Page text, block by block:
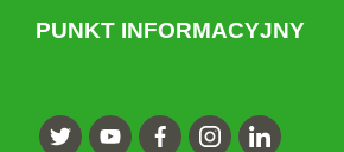
PUNKT INFORMACYJNY